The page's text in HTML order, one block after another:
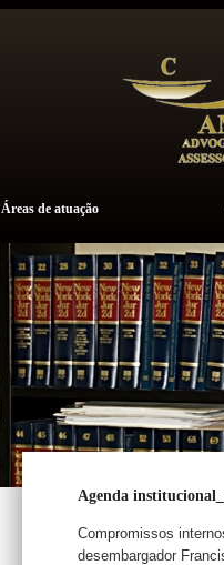
Áreas de atuação
Agenda
Compromissos
desembargador